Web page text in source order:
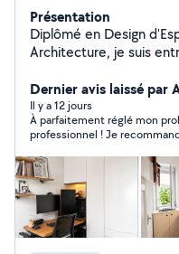
Présentation
Diplômé en Design
Architecture, je suis
mets au service de vos
compétences en
sens du détail et
disponible pour réaliser
et aménagements sur
de bricolage, montage,
Dernier avis laissé par
Il y a 12 jours
À parfaitement réglé mon
professionnel ! Je